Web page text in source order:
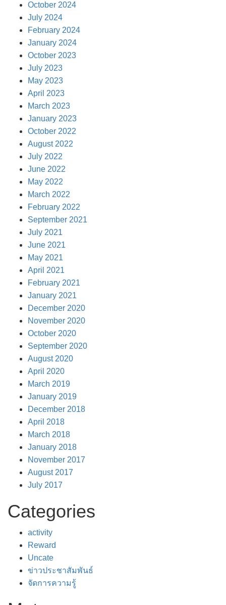
October 2024
July 2024
February 2024
January 2024
October 2023
July 2023
May 2023
April 2023
March 2023
January 2023
October 2022
August 2022
July 2022
June 2022
May 2022
March 2022
February 2022
September 2021
July 2021
June 2021
May 2021
April 2021
February 2021
January 2021
December 2020
November 2020
October 2020
September 2020
August 2020
April 2020
March 2019
January 2019
December 2018
April 2018
March 2018
January 2018
November 2017
August 2017
July 2017
Categories
activity
Reward
Uncate
ข่าวประชาสัมพันธ์
จัดการความรู้